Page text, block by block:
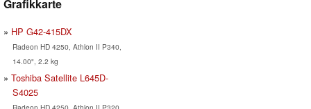
Grafikkarte
HP G42-415DX
Radeon HD 4250, Athlon II P340,
14.00", 2.2 kg
Toshiba Satellite L645D-
S4025